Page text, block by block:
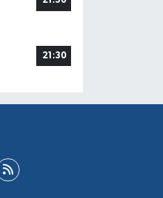
21:30